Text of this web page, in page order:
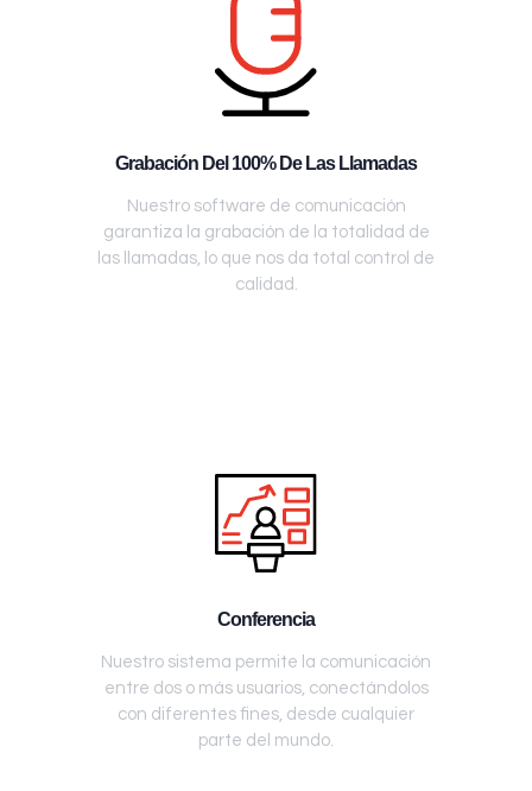
Grabación Del 100% De Las Llamadas
Nuestro software de comunicación
garantiza la grabación de la totalidad de
las llamadas, lo que nos da total control de
calidad.
Conferencia
Nuestro sistema permite la comunicación
entre dos o más usuarios, conectándolos
con diferentes fines, desde cualquier
parte del mundo.